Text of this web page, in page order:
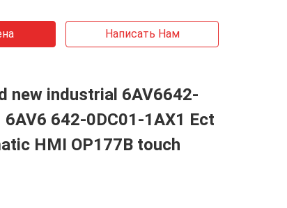
Написать Нам
new industrial 6AV6642-
6AV6 642-0DC01-1AX1 Ect
HMI OP177B touch